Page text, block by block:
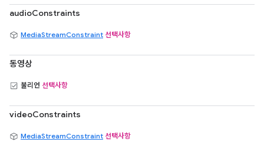
audioConstraints
MediaStreamConstraint 선택사항
동영상
불리언 선택사항
videoConstraints
MediaStreamConstraint 선택사항